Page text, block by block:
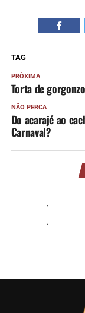
TAG
PRÓXIMA
Torta de
NÃO PERCA
Do acarajé ao
Carnaval?